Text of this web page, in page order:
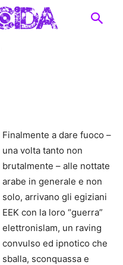
Finalmente a dare fuoco –
una volta tanto non
brutalmente – alle nottate
arabe in generale e non
solo, arrivano gli egiziani
EEK con la loro “guerra”
elettronislam, un raving
convulso ed ipnotico che
sballa, sconquassa e